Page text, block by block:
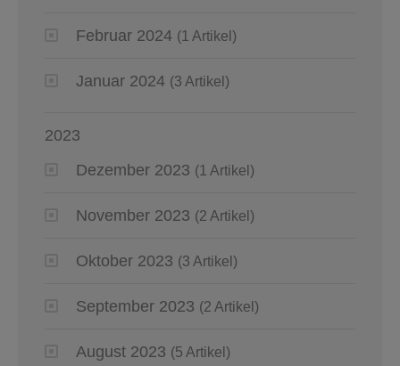
Februar 2024 (1 Artikel)
Januar 2024 (3 Artikel)
2023
Dezember 2023 (1 Artikel)
November 2023 (2 Artikel)
Oktober 2023 (3 Artikel)
September 2023 (2 Artikel)
August 2023 (5 Artikel)